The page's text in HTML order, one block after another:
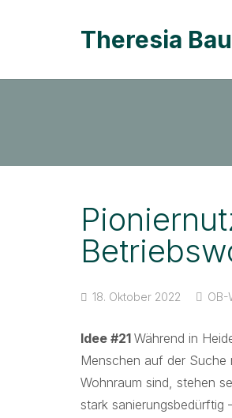
Theresia
18. Oktober 2022 OB-
Idee #21 Während in
Menschen auf der Suche
Wohnraum sind, stehen
stark sanierungsbedürftig